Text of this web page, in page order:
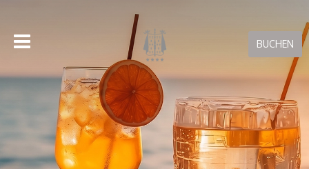
BUCHEN
BUCHEN ON-LINE
Nur mit Direktbuchungen bei uns erhalten Sie den besten